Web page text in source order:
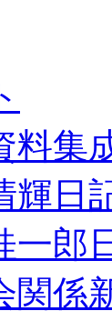
料集
輝日
一郎
関係